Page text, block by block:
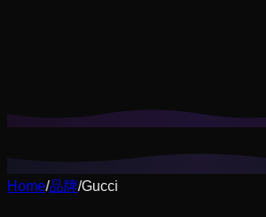
Home/品牌/Gucci